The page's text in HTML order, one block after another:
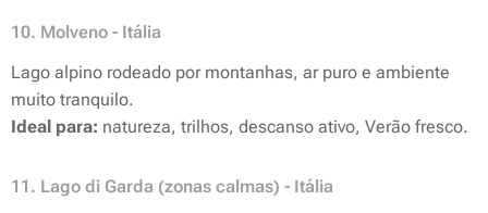
10. Molveno - Itália
Lago alpino rodeado por montanhas, ar puro e ambiente
muito tranquilo.
Ideal para: natureza, trilhos, descanso ativo, Verão fresco.
11. Lago di Garda (zonas calmas) - Itália